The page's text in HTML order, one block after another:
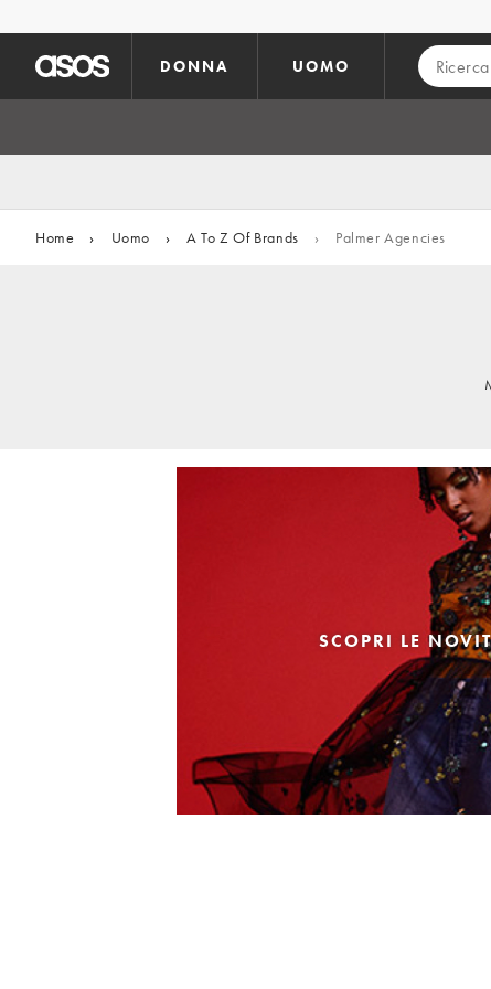
DONNA UOMO
Home › Uomo › A To Z Of Brands › Palmer Agencies
SCOPRI LE